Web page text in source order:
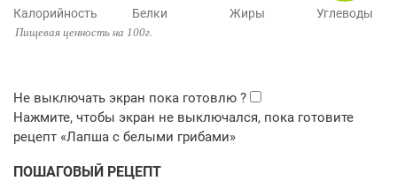
Калорийность Белки Жиры Углеводы
Пищевая ценность на 100г.
ПОШАГОВЫЙ РЕЦЕПТ